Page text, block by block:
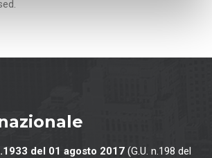
del 01 agosto 2017 (G.U. n.198 del